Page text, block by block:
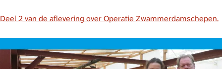
Deel 2 van de aflevering over Operatie Zwammerdamschepen.